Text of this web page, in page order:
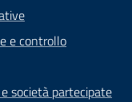
e controllo
società partecipate